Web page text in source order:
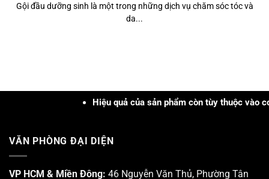
Gội đầu dưỡng sinh là một trong những dịch vụ chăm sóc tóc và
da...
Hiệu quả của sản phẩm còn tùy thuộc vào cơ địa,
VĂN PHÒNG ĐẠI DIỆN
VP HCM & Miền Đông: 46 Nguyễn Văn Thủ, Phường Tân